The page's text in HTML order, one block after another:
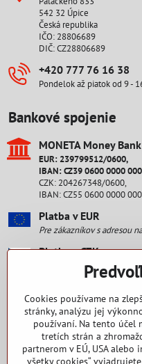
542 32 Úpice
Česká republika
IČO: 28806689
DIČ: CZ28806689
+420 777 76 16 38
Pondelok až piatok od 9 -
Bankové spojenie
MONETA Money
EUR: 239799512/0600,
IBAN: CZ39 0600 0000
CZK: 204267348/0600,
IBAN: CZ55 0600 0000
Platba v EUR
Pre zákazníkov s adresou
Platba v CZK
Pre zákazníkov s adresou v
Staňte sa fanúšikom
Facebook
Cookies používame na
stránky, analýzu jej
používaní. Na tento účel
tretích strán a
partnerom v EÚ, USA
všetky cookies“